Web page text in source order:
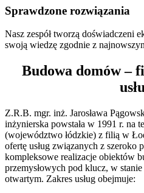
Sprawdzone rozwiązania
Nasz zespół tworzą doświadczeni
swoją wiedzę zgodnie z
Budowa domów –
Z.R.B. mgr. inż. Jarosława
inżynierska powstała w 1991 r. na
(województwo łódzkie) z filią w
ofertę usług związanych z szeroko
kompleksowe realizacje obiektów
przemysłowych pod klucz, w
otwartym. Zakres usług obejmuje: